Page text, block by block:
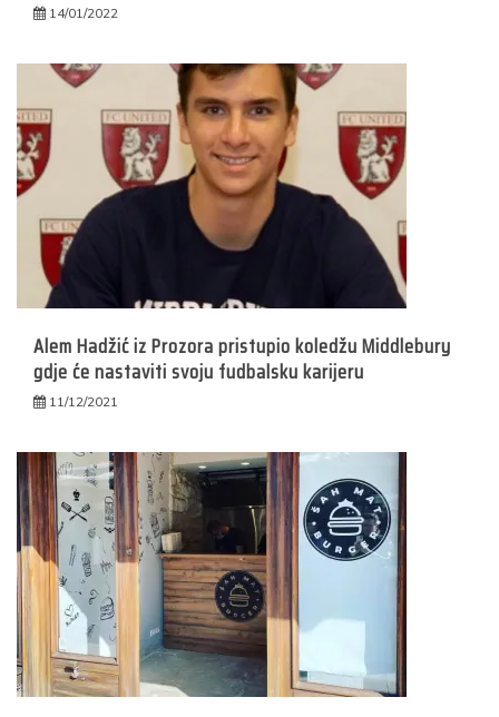
14/01/2022
Alem Hadžić iz Prozora pristupio koledžu Middlebury
gdje će nastaviti svoju fudbalsku karijeru
11/12/2021